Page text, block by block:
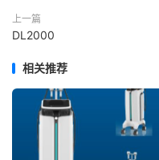
上一篇
DL2000
相关推荐